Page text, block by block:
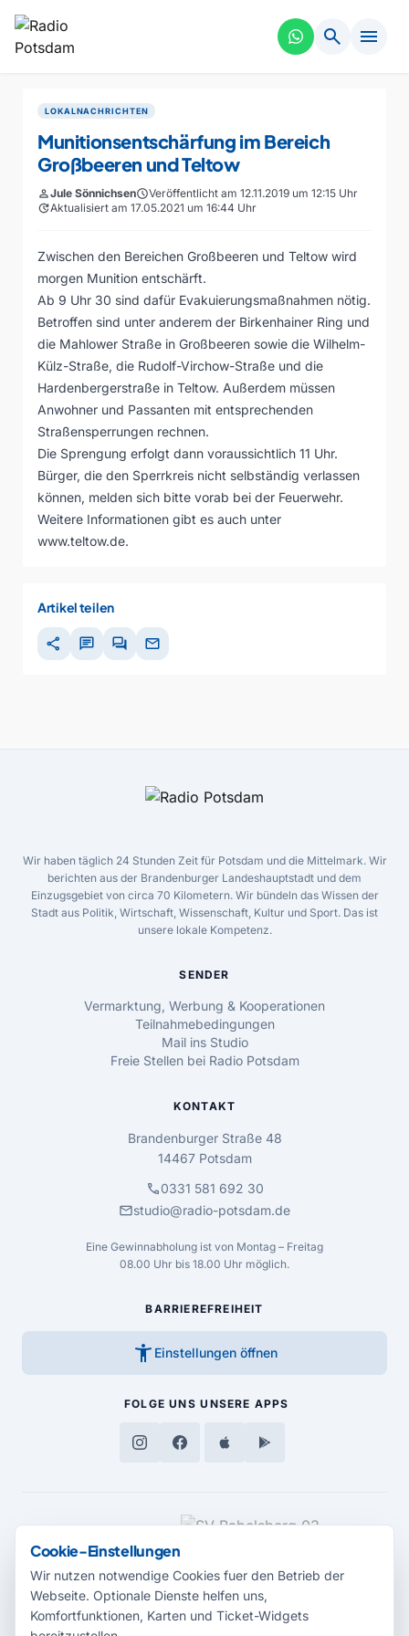
search menu
LOKALNACHRICHTEN
Munitionsentschärfung im Bereich
Großbeeren und Teltow
personJule SönnichsenscheduleVeröffentlicht am 12.11.2019 um 12:15 Uhr
updateAktualisiert am 17.05.2021 um 16:44 Uhr
Zwischen den Bereichen Großbeeren und Teltow wird
morgen Munition entschärft.
Ab 9 Uhr 30 sind dafür Evakuierungsmaßnahmen nötig.
Betroffen sind unter anderem der Birkenhainer Ring und
die Mahlower Straße in Großbeeren sowie die Wilhelm-
Külz-Straße, die Rudolf-Virchow-Straße und die
Hardenbergerstraße in Teltow. Außerdem müssen
Anwohner und Passanten mit entsprechenden
Straßensperrungen rechnen.
Die Sprengung erfolgt dann voraussichtlich 11 Uhr.
Bürger, die den Sperrkreis nicht selbständig verlassen
können, melden sich bitte vorab bei der Feuerwehr.
Weitere Informationen gibt es auch unter
www.teltow.de.
Artikel teilen
share chat forum mail
Wir haben täglich 24 Stunden Zeit für Potsdam und die Mittelmark. Wir
berichten aus der Brandenburger Landeshauptstadt und dem
Einzugsgebiet von circa 70 Kilometern. Wir bündeln das Wissen der
Stadt aus Politik, Wirtschaft, Wissenschaft, Kultur und Sport. Das ist
unsere lokale Kompetenz.
SENDER
Vermarktung, Werbung & Kooperationen
Teilnahmebedingungen
Mail ins Studio
Freie Stellen bei Radio Potsdam
KONTAKT
Brandenburger Straße 48
14467 Potsdam
call0331 581 692 30
mailstudio@radio-potsdam.de
Eine Gewinnabholung ist von Montag – Freitag
08.00 Uhr bis 18.00 Uhr möglich.
BARRIEREFREIHEIT
accessibility_new Einstellungen öffnen
FOLGE UNS UNSERE APPS
MEDIENPARTNER
Cookie-Einstellungen
Wir nutzen notwendige Cookies fuer den Betrieb der
Webseite. Optionale Dienste helfen uns,
Komfortfunktionen, Karten und Ticket-Widgets